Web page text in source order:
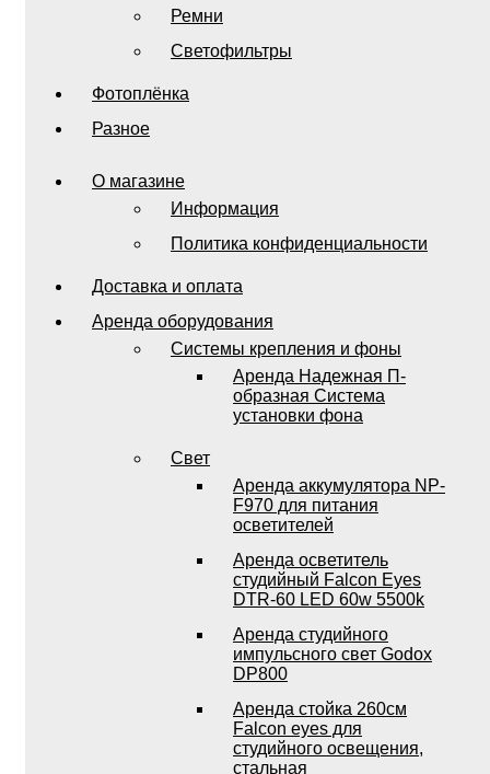
Ремни
Светофильтры
Фотоплёнка
Разное
О магазине
Информация
Политика конфиденциальности
Доставка и оплата
Аренда оборудования
Системы крепления и фоны
Аренда Надежная П-
образная Система
установки фона
Свет
Аренда аккумулятора NP-
F970 для питания
осветителей
Аренда осветитель
студийный Falcon Eyes
DTR-60 LED 60w 5500k
Аренда студийного
импульсного свет Godox
DP800
Аренда стойка 260см
Falcon eyes для
студийного освещения,
стальная